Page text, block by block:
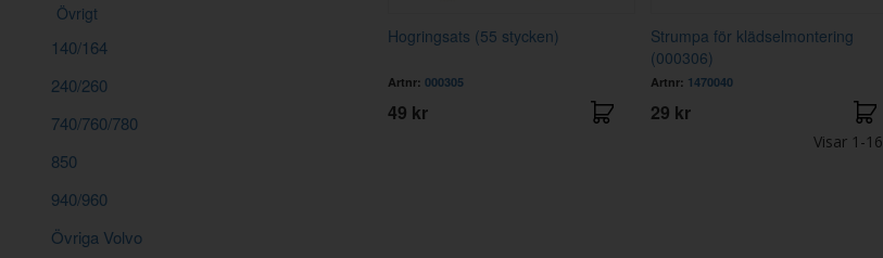
Övrigt
140/164
240/260
740/760/780
850
940/960
Övriga Volvo
Hogringsats (55 stycken)
Artnr: 000305
49 kr
Strumpa för klädselmontering
(000306)
Artnr: 1470040
29 kr
Visar 1-16